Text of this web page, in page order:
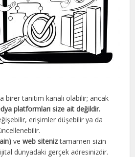
birer tanıtım kanalı olabilir; ancak
platformları size ait değildir.
erişimler düşebilir ya da
veweb siteniztamamen sizin
dünyadaki gerçek adresinizdir.